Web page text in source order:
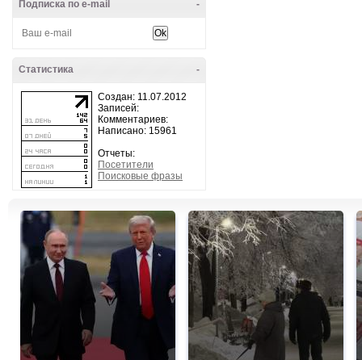
-
Подписка по e-mail
-
Статистика
Создан: 11.07.2012
Записей:
Комментариев:
Написано: 15961
Отчеты:
Посетители
Поисковые фразы